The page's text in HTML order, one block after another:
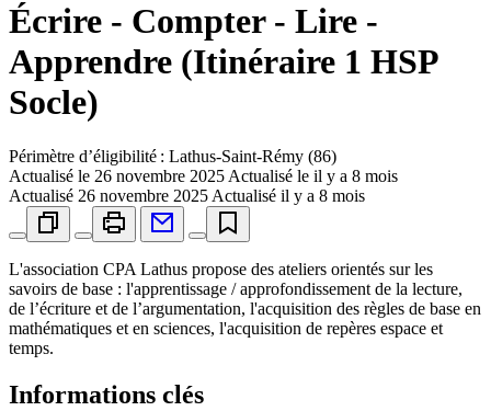
Écrire - Compter - Lire -
Apprendre (Itinéraire 1 HSP
Socle)
Périmètre d’éligibilité : Lathus-Saint-Rémy (86)
Actualisé le 26 novembre 2025 Actualisé le il y a 8 mois
Actualisé 26 novembre 2025 Actualisé il y a 8 mois
L'association CPA Lathus propose des ateliers orientés sur les
savoirs de base : l'apprentissage / approfondissement de la lecture,
de l’écriture et de l’argumentation, l'acquisition des règles de base en
mathématiques et en sciences, l'acquisition de repères espace et
temps.
Informations clés